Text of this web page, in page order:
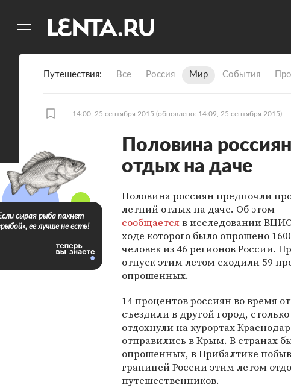
Путешествия Все Россия Мир События
14:00, 25 сентября 2015 (обновлено: 14:09, 25 сентября 2015)
Половина
отдых на даче
Половина россиян предпочли
летний отдых на даче. Об этом
сообщаетсяв исследовании
ходе которого было опрошено
человек из 46 регионов России.
отпуск этим летом сходили 59
опрошенных.
14 процентов россиян во время
съездили в другой город,
отдохнули на курортах
отправились в Крым. В странах
опрошенных, в Прибалтике
границей России этим летом
путешественников.
сырая рыба пахнет
ее лучше не есть!